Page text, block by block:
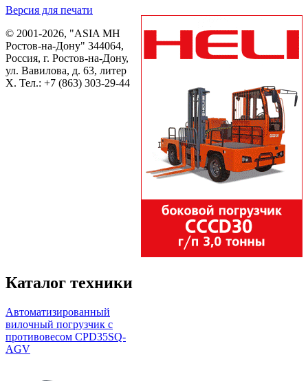
Каталог техники
Автоматизированный
вилочный погрузчик с
противовесом CPD35SQ-
AGV
Версия для печати
© 2001-2026, "ASIA MH
Ростов-на-Дону" 344064,
Россия, г. Ростов-на-Дону,
ул. Вавилова, д. 63, литер
Х. Тел.: +7 (863) 303-29-44